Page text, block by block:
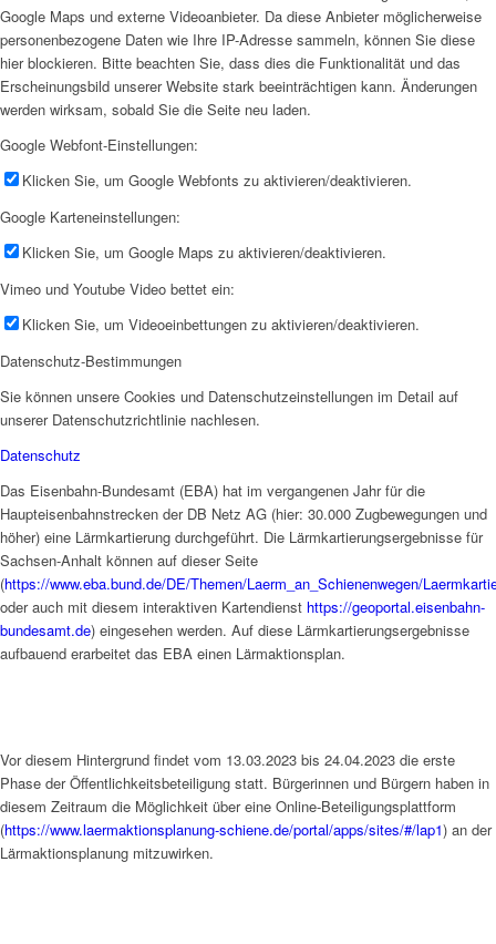
Google Maps und externe Videoanbieter. Da diese Anbieter möglicherweise
personenbezogene Daten wie Ihre IP-Adresse sammeln, können Sie diese
hier blockieren. Bitte beachten Sie, dass dies die Funktionalität und das
Erscheinungsbild unserer Website stark beeinträchtigen kann. Änderungen
werden wirksam, sobald Sie die Seite neu laden.
Google Webfont-Einstellungen:
Klicken Sie, um Google Webfonts zu aktivieren/deaktivieren.
Google Karteneinstellungen:
Klicken Sie, um Google Maps zu aktivieren/deaktivieren.
Vimeo und Youtube Video bettet ein:
Klicken Sie, um Videoeinbettungen zu aktivieren/deaktivieren.
Datenschutz-Bestimmungen
Sie können unsere Cookies und Datenschutzeinstellungen im Detail auf
unserer Datenschutzrichtlinie nachlesen.
Datenschutz
Das Eisenbahn-Bundesamt (EBA) hat im vergangenen Jahr für die
Haupteisenbahnstrecken der DB Netz AG (hier: 30.000 Zugbewegungen und
höher) eine Lärmkartierung durchgeführt. Die Lärmkartierungsergebnisse für
Sachsen-Anhalt können auf dieser Seite
(https://www.eba.bund.de/DE/Themen/Laerm_an_Schienenwegen/
oder auch mit diesem interaktiven Kartendienst https://geoportal.eisenbahn-
bundesamt.de) eingesehen werden. Auf diese Lärmkartierungsergebnisse
aufbauend erarbeitet das EBA einen Lärmaktionsplan.
Vor diesem Hintergrund findet vom 13.03.2023 bis 24.04.2023 die erste
Phase der Öffentlichkeitsbeteiligung statt. Bürgerinnen und Bürgern haben in
diesem Zeitraum die Möglichkeit über eine Online-Beteiligungsplattform
(https://www.laermaktionsplanung-schiene.de/portal/apps/sites/#/lap1) an der
Lärmaktionsplanung mitzuwirken.